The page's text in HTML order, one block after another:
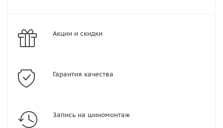
Акции и скидки
Гарантия качества
Запись на шиномонтаж